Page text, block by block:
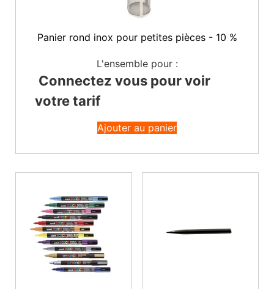
Panier rond inox pour petites pièces - 10 %
L'ensemble pour :
Connectez vous pour voir
votre tarif
Ajouter au panier